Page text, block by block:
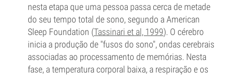
nesta etapa que uma pessoa passa cerca de metade
do seu tempo total de sono, segundo a American
Sleep Foundation (Tassinari et al, 1999). O cérebro
inicia a produção de "fusos do sono", ondas cerebrais
associadas ao processamento de memórias. Nesta
fase, a temperatura corporal baixa, a respiração e os